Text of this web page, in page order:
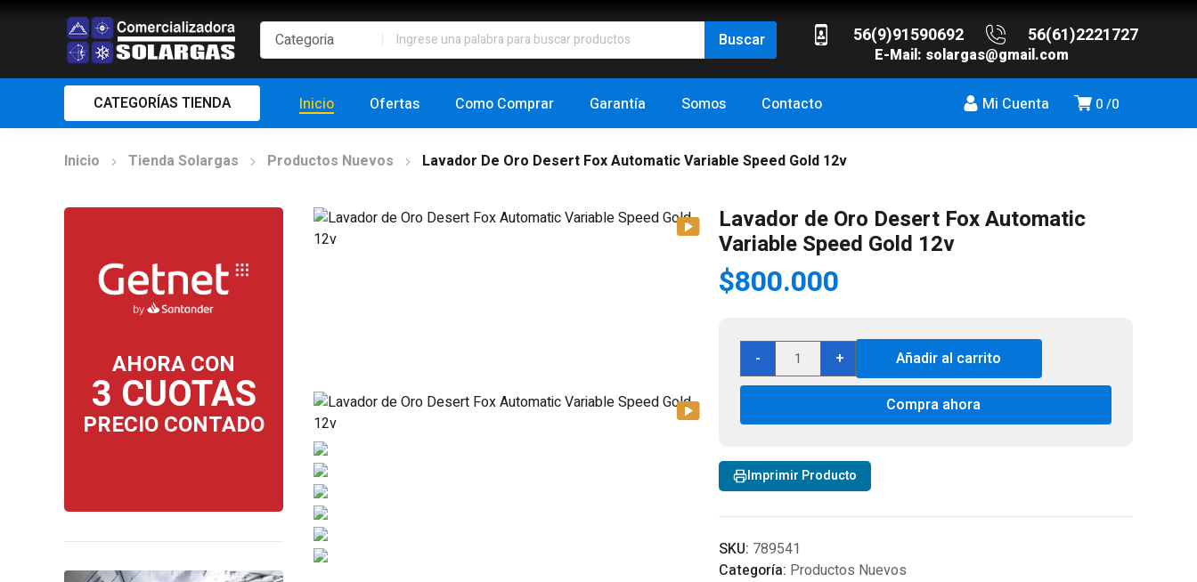
56(9)91590692 56(61)2221727
E-Mail: solargas@gmail.com
0 0
Mi Cuenta
CATEGORÍAS TIENDA Inicio Ofertas Como Comprar Garantía Somos Contacto
Inicio Tienda Solargas Productos Nuevos Lavador De Oro Desert Fox Automatic Variable Speed Gold 12v
AHORA CON
3 CUOTAS
PRECIO CONTADO
Lavador de Oro Desert Fox Automatic
Variable Speed Gold 12v
$800.000
-
Lavador
Oro
Fox
Variable
Speed
cantidad
+ Añadir al carrito
Compra ahora
Imprimir Producto
SKU: 789541
Categoría: Productos Nuevos